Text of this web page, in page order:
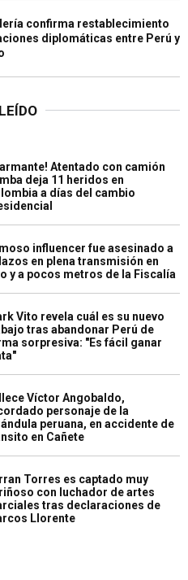
confirma restablecimiento
diplomáticas entre Perú y
Atentado con camión
deja 11 heridos en
a días del cambio
influencer fue asesinado a
en plena transmisión en
y a pocos metros de la Fiscalía
Vito revela cuál es su nuevo
tras abandonar Perú de
sorpresiva: "Es fácil ganar
Víctor Angobaldo,
personaje de la
peruana, en accidente de
en Cañete
Torres es captado muy
con luchador de artes
tras declaraciones de
Llorente